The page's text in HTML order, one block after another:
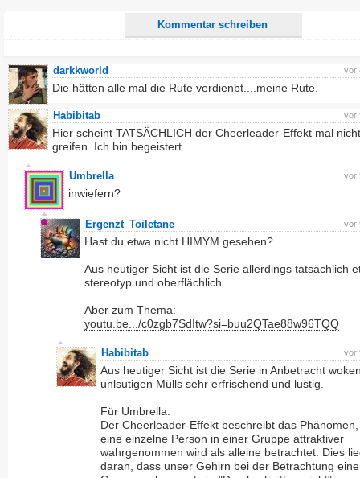
Kommentar schreiben
vor
darkkworld
Die hätten alle mal die Rute verdienbt....meine Rute.
vor
Habibitab
Hier scheint TATSÄCHLICH der Cheerleader-Effekt mal
greifen. Ich bin begeistert.
vor
Umbrella
inwiefern?
vor
Ergenzt_Toiletane
Hast du etwa nicht HIMYM gesehen?
Aus heutiger Sicht ist die Serie allerdings tatsächlich
stereotyp und oberflächlich.
Aber zum Thema:
youtu.be.../c0zgb7SdItw?si=buu2QTae88w96TQQ
vor
Habibitab
Aus heutiger Sicht ist die Serie in Anbetracht
unlsutigen Mülls sehr erfrischend und lustig.
Für Umbrella:
Der Cheerleader-Effekt beschreibt das
eine einzelne Person in einer Gruppe attraktiver
wahrgenommen wird als alleine betrachtet. Dies
daran, dass unser Gehirn bei der Betrachtung